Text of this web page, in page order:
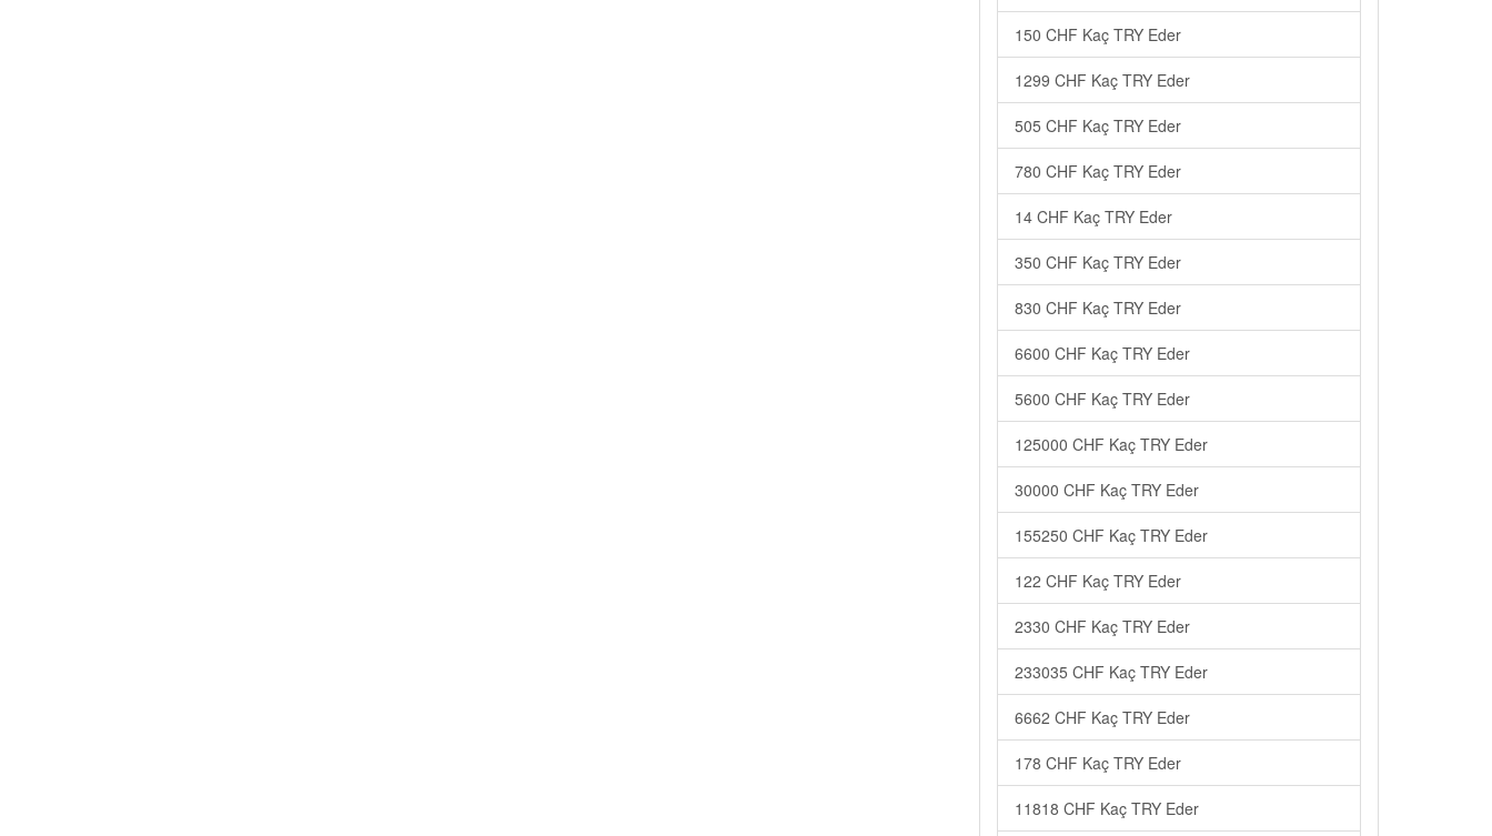
150 CHF Kaç TRY Eder
1299 CHF Kaç TRY Eder
505 CHF Kaç TRY Eder
780 CHF Kaç TRY Eder
14 CHF Kaç TRY Eder
350 CHF Kaç TRY Eder
830 CHF Kaç TRY Eder
6600 CHF Kaç TRY Eder
5600 CHF Kaç TRY Eder
125000 CHF Kaç TRY Eder
30000 CHF Kaç TRY Eder
155250 CHF Kaç TRY Eder
122 CHF Kaç TRY Eder
2330 CHF Kaç TRY Eder
233035 CHF Kaç TRY Eder
6662 CHF Kaç TRY Eder
178 CHF Kaç TRY Eder
11818 CHF Kaç TRY Eder